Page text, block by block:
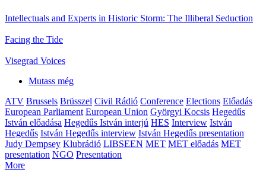
Intellectuals and Experts in Historic Storm: The Illiberal Seduction
Facing the Tide
Visegrad Voices
Mutass még
ATV Brussels Brüsszel Civil Rádió Conference Elections Előadás
European Parliament European Union Györgyi Kocsis Hegedűs
István előadása Hegedűs István interjú HES Interview István
Hegedűs István Hegedűs interview István Hegedűs presentation
Judy Dempsey Klubrádió LIBSEEN MET MET előadás MET
presentation NGO Presentation
More